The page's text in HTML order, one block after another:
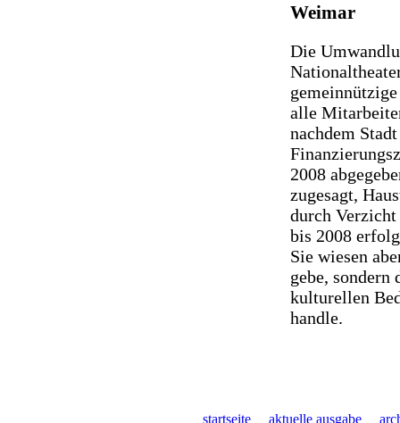
Weimar
Die
alle
nachdem
2008
zugesagt,
durch
bis 2008
Sie wiesen
gebe, sondern
kulturellen
handle.
startseite aktuelle ausgabe